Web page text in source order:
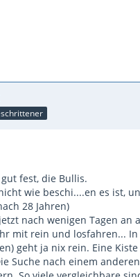
fest, die Bullis.
wie beschi....en es ist,
28 Jahren)
nach wenigen Tagen an
mit rein und losfahren... In
geht ja nix rein. Eine
Suche nach einem